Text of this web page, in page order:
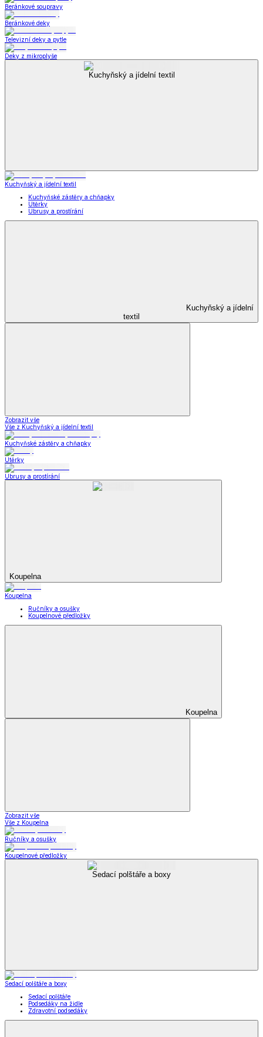
Beránkové soupravy
Beránkové deky
Televizní deky a pytle
Deky z mikroplyše
Kuchyňský a jídelní textil
Kuchyňský a jídelní textil
Kuchyňské zástěry a chňapky
Utěrky
Ubrusy a prostírání
Kuchyňský a jídelní
textil
Zobrazit vše
Vše z Kuchyňský a jídelní textil
Kuchyňské zástěry a chňapky
Utěrky
Ubrusy a prostírání
Koupelna
Koupelna
Ručníky a osušky
Koupelnové předložky
Koupelna
Zobrazit vše
Vše z Koupelna
Ručníky a osušky
Koupelnové předložky
Sedací polštáře a boxy
Sedací polštáře a boxy
Sedací polštáře
Podsedáky na židle
Zdravotní podsedáky